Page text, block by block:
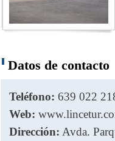
Datos de contacto
Teléfono: 639 022
Web:
Dirección: Avda.